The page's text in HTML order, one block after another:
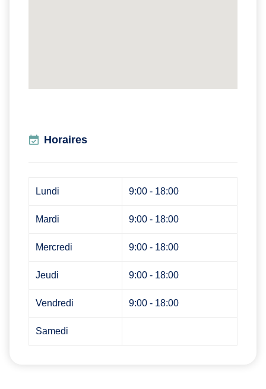
Horaires
Lundi 9:00 - 18:00
Mardi 9:00 - 18:00
Mercredi 9:00 - 18:00
Jeudi 9:00 - 18:00
Vendredi 9:00 - 18:00
Samedi